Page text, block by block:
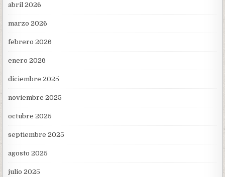
abril 2026
marzo 2026
febrero 2026
enero 2026
diciembre 2025
noviembre 2025
octubre 2025
septiembre 2025
agosto 2025
julio 2025